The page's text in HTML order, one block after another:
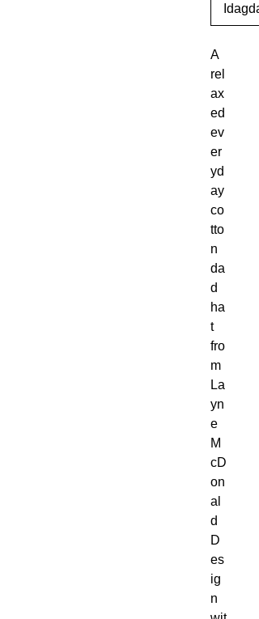
A
rel
ax
ed
ev
er
yd
ay
co
tto
n
da
d
ha
t
fro
m
La
yn
e
M
cD
on
al
d
D
es
ig
n